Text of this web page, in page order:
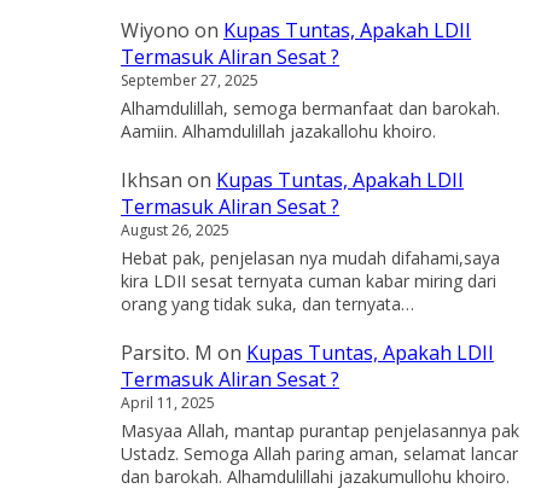
Wiyono on Kupas Tuntas, Apakah LDII
Termasuk Aliran Sesat ?
September 27, 2025
Alhamdulillah, semoga bermanfaat dan barokah.
Aamiin. Alhamdulillah jazakallohu khoiro.
Ikhsan on Kupas Tuntas, Apakah LDII
Termasuk Aliran Sesat ?
August 26, 2025
Hebat pak, penjelasan nya mudah difahami,saya
kira LDII sesat ternyata cuman kabar miring dari
orang yang tidak suka, dan ternyata…
Parsito. M on Kupas Tuntas, Apakah LDII
Termasuk Aliran Sesat ?
April 11, 2025
Masyaa Allah, mantap purantap penjelasannya pak
Ustadz. Semoga Allah paring aman, selamat lancar
dan barokah. Alhamdulillahi jazakumullohu khoiro.